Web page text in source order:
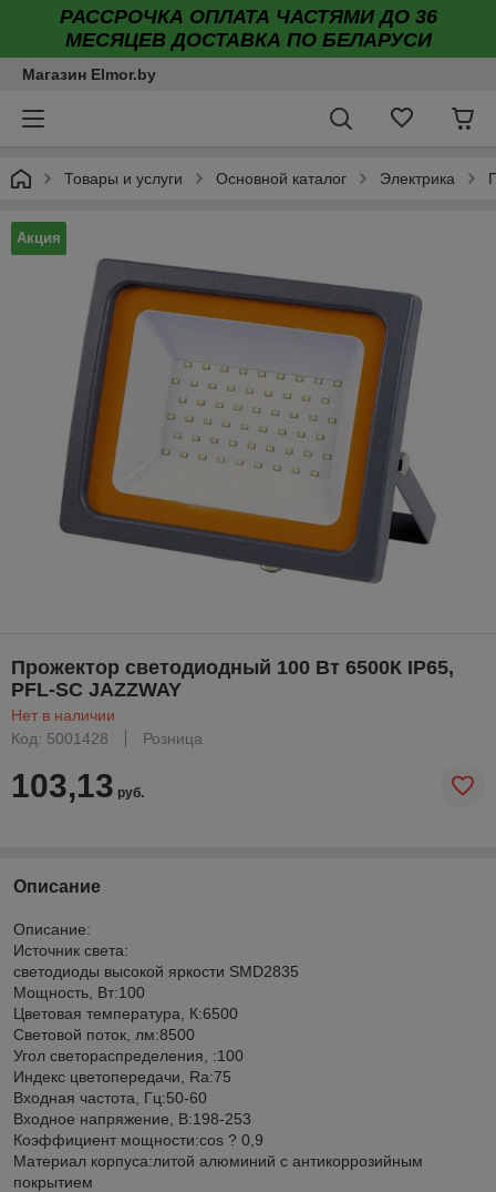
РАССРОЧКА ОПЛАТА ЧАСТЯМИ ДО 36
МЕСЯЦЕВ ДОСТАВКА ПО БЕЛАРУСИ
Магазин Elmor.by
Товары и услуги Основной каталог Электрика
Акция
Прожектор светодиодный 100 Вт 6500К IP65,
PFL-SC JAZZWAY
Нет в наличии
Код: 5001428
Розница
103,13 руб.
Описание
Описание:
Источник света:
светодиоды высокой яркости SMD2835
Мощность, Вт:100
Цветовая температура, К:6500
Световой поток, лм:8500
Угол светораспределения, :100
Индекс цветопередачи, Ra:75
Входная частота, Гц:50-60
Входное напряжение, В:198-253
Коэффициент мощности:cos ? 0,9
Материал корпуса:литой алюминий с антикоррозийным
покрытием